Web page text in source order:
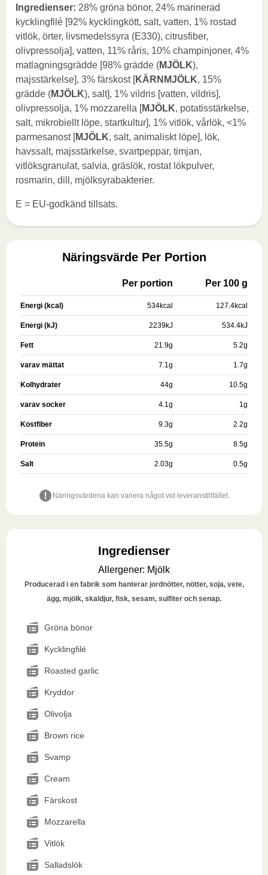
Ingredienser: 28% gröna bönor, 24% marinerad
kycklingfilé [92% kycklingkött, salt, vatten, 1% rostad
vitlök, örter, livsmedelssyra (E330), citrusfiber,
olivpressolja], vatten, 11% råris, 10% champinjoner, 4%
matlagningsgrädde [98% grädde (MJÖLK),
majsstärkelse], 3% färskost [KÄRNMJÖLK, 15%
grädde (MJÖLK), salt], 1% vildris [vatten, vildris],
olivpressolja, 1% mozzarella [MJÖLK, potatisstärkelse,
salt, mikrobiellt löpe, startkultur], 1% vitlök, vårlök, <1%
parmesanost [MJÖLK, salt, animaliskt löpe], lök,
havssalt, majsstärkelse, svartpeppar, timjan,
vitlöksgranulat, salvia, gräslök, rostat lökpulver,
rosmarin, dill, mjölksyrabakterier.
E = EU-godkänd tillsats.
Näringsvärde Per Portion
Per portion Per 100 g
Energi (kcal) 534kcal 127.4kcal
Energi (kJ) 2239kJ 534.4kJ
Fett 21.9g 5.2g
varav mättat 7.1g 1.7g
Kolhydrater 44g 10.5g
varav socker 4.1g 1g
Kostfiber 9.3g 2.2g
Protein 35.5g 8.5g
Salt 2.03g 0.5g
Näringsvärdena kan variera något vid leveranstillfället.
Ingredienser
Allergener: Mjölk
Producerad i en fabrik som hanterar jordnötter, nötter, soja, vete,
ägg, mjölk, skaldjur, fisk, sesam, sulfiter och senap.
Gröna bönor
Kycklingfilé
Roasted garlic
Kryddor
Olivolja
Brown rice
Svamp
Cream
Färskost
Mozzarella
Vitlök
Salladslök